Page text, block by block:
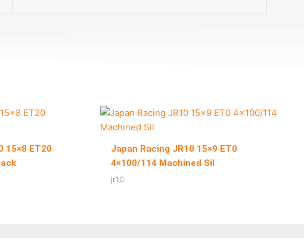
15×8 ET20
Japan Racing JR10 15×9 ET0
4×100/114 Machined Sil
jr10